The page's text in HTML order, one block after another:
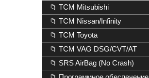
📁 TCM Mitsubishi
📁 TCM Nissan/Infinity
📁 TCM Toyota
📁 TCM VAG DSG/CVT/AT
📁 SRS AirBag (No Crash)